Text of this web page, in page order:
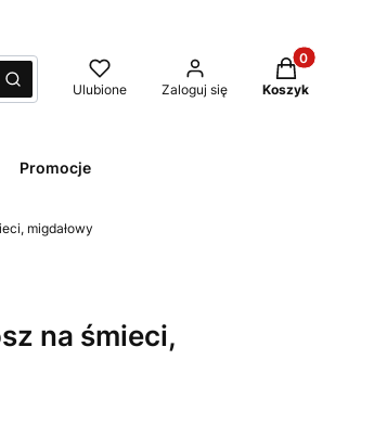
Szukaj Ulubione Zaloguj się
Produkty w
Koszyk
Promocje
migdałowy
na śmieci,